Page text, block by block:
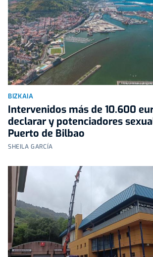
BIZKAIA
Intervenidos más de 10.600
declarar y potenciadores
Puerto de Bilbao
SHEILA GARCÍA